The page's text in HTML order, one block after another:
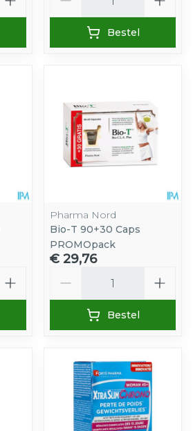
Bestel
Pharma Nord
Bio-T 90+30 Caps
PROMOpack
€ 29,76
Bestel